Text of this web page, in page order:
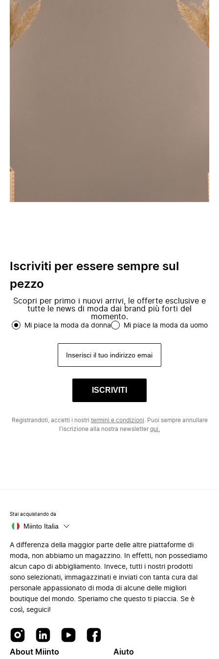
Iscriviti per essere sempre sul
pezzo
Scopri per primo i nuovi arrivi, le offerte esclusive e
tutte le news di moda dai brand più forti del
momento.
Mi piace la moda da donna Mi piace la moda da uomo
ISCRIVITI
Registrandoti, accetti i nostri termini e condizioni . Puoi sempre annullare
l'iscrizione alla nostra newsletterqui.
Stai acquistando da
Miinto Italia
A differenza della maggior parte delle altre piattaforme di
moda, non abbiamo un magazzino. In effetti, non possediamo
alcun capo di abbigliamento. Invece, tutti i nostri prodotti
sono selezionati, immagazzinati e inviati con tanta cura dal
personale appassionato di moda di alcune delle migliori
boutique del mondo. Speriamo che questo ti piaccia. Se è
così, seguici!
About Miinto Aiuto